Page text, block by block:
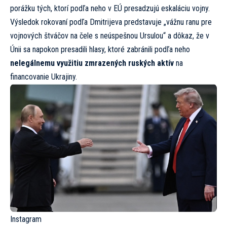
porážku tých, ktorí podľa neho v EÚ presadzujú eskaláciu vojny.
Výsledok rokovaní podľa Dmitrijeva predstavuje „vážnu ranu pre
vojnových štváčov na čele s neúspešnou Ursulou“ a dôkaz, že v
Únii sa napokon presadili hlasy, ktoré zabránili podľa neho
nelegálnemu využitiu zmrazených ruských aktív na
financovanie Ukrajiny.
Instagram